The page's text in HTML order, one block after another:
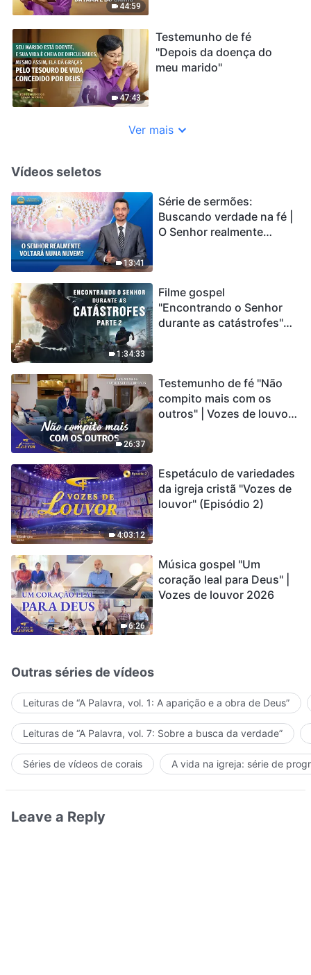
44:59
47:43
Testemunho de fé
"Depois da doença do
meu marido"
Ver mais
Vídeos seletos
13:41
Série de sermões:
Buscando verdade na fé |
O Senhor realmente
1:34:33
Filme gospel
"Encontrando o Senhor
durante as catástrofes"
catástrofes ccontecem, a
humanidade está
entrando em contagem
26:37
Testemunho de fé "Não
compito mais com os
outros" | Vozes de louvor
4:03:12
Espetáculo de variedades
da igreja cristã "Vozes de
louvor" (Episódio 2)
6:26
Música gospel "Um
coração leal para Deus" |
Vozes de louvor 2026
Outras séries de vídeos
Leituras de “A Palavra, vol. 1: A aparição e a obra de Deus”
Leituras de “A Palavra, vol. 7: Sobre a busca da verdade”
Séries de vídeos de corais A vida na igreja: série de
Leave a Reply